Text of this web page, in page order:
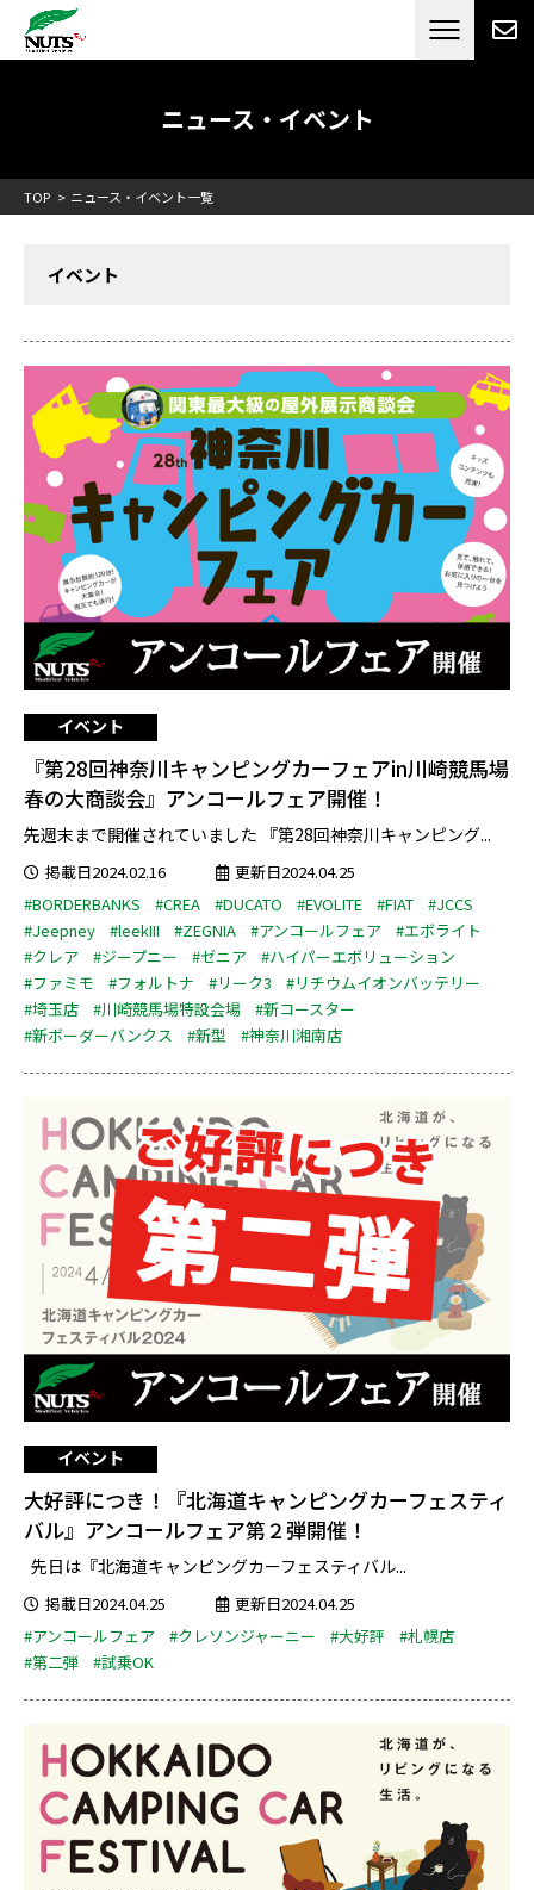
日本最大級のキャンピングカーメーカー
RV[テレビCM放送]
ニュース・イベント
TOP ニュース・イベント一覧
イベント
イベント
『第28回神奈川キャンピングカーフェアin川崎競馬場
春の大商談会』アンコールフェア開催！
先週末まで開催されていました 『第28回神奈川キャンピング...
掲載日2024.02.16
更新日2024.04.25
#BORDERBANKS
#CREA #DUCATO #EVOLITE #FIAT
#JCCS
#Jeepney
#leekIII #ZEGNIA #アンコールフェア
#エボライト
#クレア
#ジープニー #ゼニア
#ハイパーエボリューション
#ファミモ
#フォルトナ #リーク3
#リチウムイオンバッテリー
#埼玉店
#川崎競馬場特設会場
#新コースター
#新ボーダーバンクス
#新型 #神奈川湘南店
イベント
大好評につき！『北海道キャンピングカーフェスティ
バル』アンコールフェア第２弾開催！
先日は『北海道キャンピングカーフェスティバル...
掲載日2024.04.25
更新日2024.04.25
#アンコールフェア
#クレソンジャーニー #大好評
#札幌店
#第二弾
#試乗OK